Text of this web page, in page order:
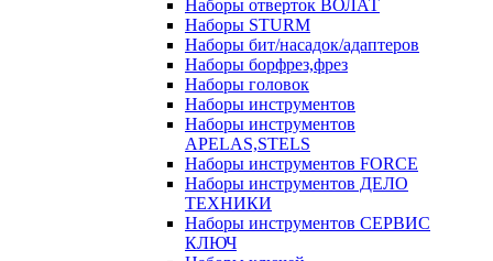
Наборы отверток ВОЛАТ
Наборы STURM
Наборы бит/насадок/адаптеров
Наборы борфрез,фрез
Наборы головок
Наборы инструментов
Наборы инструментов
APELAS,STELS
Наборы инструментов FORCE
Наборы инструментов ДЕЛО
ТЕХНИКИ
Наборы инструментов СЕРВИС
КЛЮЧ